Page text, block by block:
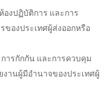
องปฏิบัติการ และการ
องประเทศผู้ส่งออกหรือ
ารกักกัน และการควบคุม
านผู้มีอำนาจของประเทศผู้